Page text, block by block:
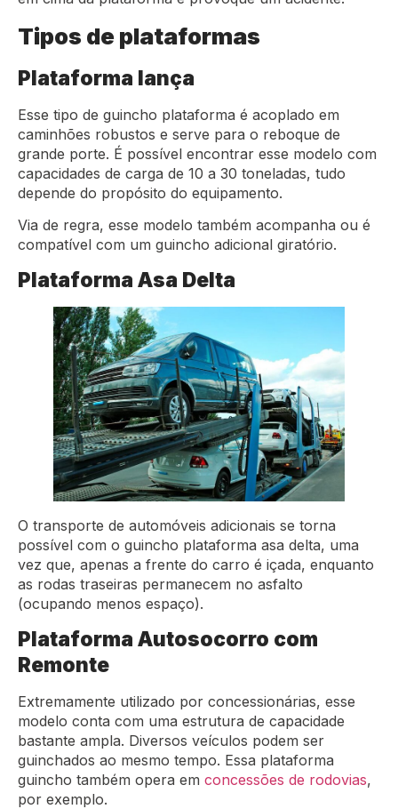
Tipos de plataformas
Plataforma lança
Esse tipo de guincho plataforma é acoplado em
caminhões robustos e serve para o reboque de
grande porte. É possível encontrar esse modelo com
capacidades de carga de 10 a 30 toneladas, tudo
depende do propósito do equipamento.
Via de regra, esse modelo também acompanha ou é
compatível com um guincho adicional giratório.
Plataforma Asa Delta
O transporte de automóveis adicionais se torna
possível com o guincho plataforma asa delta, uma
vez que, apenas a frente do carro é içada, enquanto
as rodas traseiras permanecem no asfalto
(ocupando menos espaço).
Plataforma Autosocorro com
Remonte
Extremamente utilizado por concessionárias, esse
modelo conta com uma estrutura de capacidade
bastante ampla. Diversos veículos podem ser
guinchados ao mesmo tempo. Essa plataforma
guincho também opera em concessões de rodovias,
por exemplo.